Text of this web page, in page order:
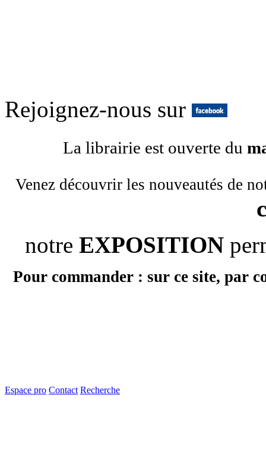
Rejoignez-nous sur
La librairie est ouverte du
Venez découvrir les nouveautés de
notre EXPOSITION
Pour commander : sur ce site, par
Espace pro Contact Recherche